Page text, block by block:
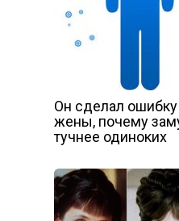
Он сделал
жены, почему
тучнее одиноких